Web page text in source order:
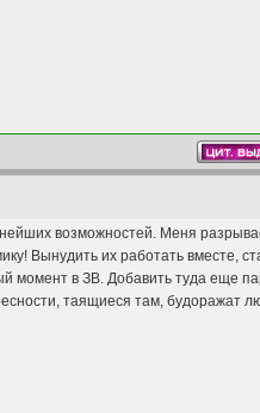
возможностей. Меня
Вынудить их работать вместе,
в ЗВ. Добавить туда еще
таящиеся там, будоражат